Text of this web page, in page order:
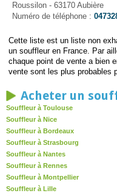
Roussilon - 63170 Aubière
Numéro de téléphone :
Cette liste est un liste non
un souffleur en France. Par
chaque point de vente a bien
vente sont les plus probables
Acheter un
Souffleur à Toulouse
Souffleur à Nice
Souffleur à Bordeaux
Souffleur à Strasbourg
Souffleur à Nantes
Souffleur à Rennes
Souffleur à Montpellier
Souffleur à Lille